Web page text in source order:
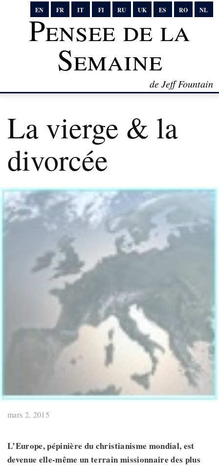
EN FR IT FI RU UK ES RO NL
Pensee de la
Semaine
de Jeff Fountain
La vierge & la
divorcée
mars 2, 2015
L’Europe, pépinière du christianisme mondial, est
devenue elle-même un terrain missionnaire des plus